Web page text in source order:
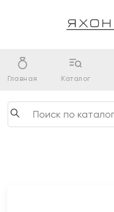
Главная Каталог